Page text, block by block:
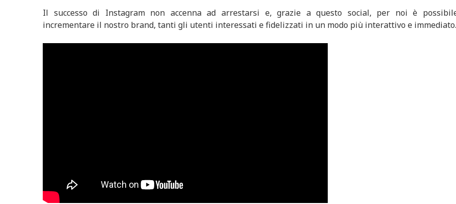
Il successo di Instagram non accenna ad arrestarsi e, grazie a questo social, per noi è
incrementare il nostro brand, tanti gli utenti interessati e fidelizzati in un modo più interattivo e immediato.